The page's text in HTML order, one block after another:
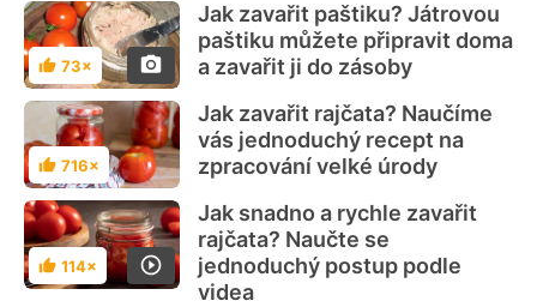
Hodnocení
73×
Jak zavařit paštiku? Játrovou
paštiku můžete připravit doma
a zavařit ji do zásoby
Hodnocení
716×
Jak zavařit rajčata? Naučíme
vás jednoduchý recept na
zpracování velké úrody
Hodnocení
114×
Jak snadno a rychle zavařit
rajčata? Naučte se
jednoduchý postup podle
videa